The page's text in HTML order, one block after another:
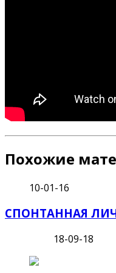
Похожие
10-01-16
СПОНТАННАЯ
18-09-18